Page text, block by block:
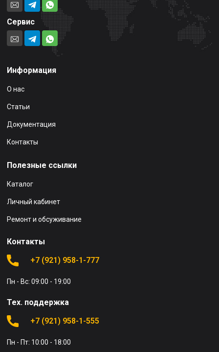
Сервис
Информация
О нас
Статьи
Документация
Контакты
Полезные ссылки
Каталог
Личный кабинет
Ремонт и обсуживание
Контакты
+7 (921) 958-1-777
Пн - Вс: 09:00 - 19:00
Тех. поддержка
+7 (921) 958-1-555
Пн - Пт: 10:00 - 18:00